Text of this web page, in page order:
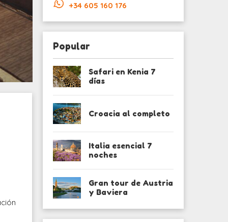
+34 605 160 176
Popular
Safari en Kenia 7
días
Croacia al completo
Italia esencial 7
noches
Gran tour de Austria
y Baviera